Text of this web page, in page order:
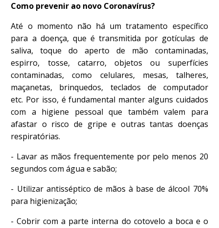
Como prevenir ao novo Coronavírus?
Até o momento não há um tratamento específico
para a doença, que é transmitida por gotículas de
saliva, toque do aperto de mão contaminadas,
espirro, tosse, catarro, objetos ou superfícies
contaminadas, como celulares, mesas, talheres,
maçanetas, brinquedos, teclados de computador
etc. Por isso, é fundamental manter alguns cuidados
com a higiene pessoal que também valem para
afastar o risco de gripe e outras tantas doenças
respiratórias.
- Lavar as mãos frequentemente por pelo menos 20
segundos com água e sabão;
- Utilizar antisséptico de mãos à base de álcool 70%
para higienização;
- Cobrir com a parte interna do cotovelo a boca e o